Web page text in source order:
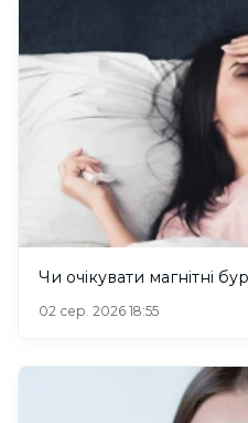
Чи очікувати магнітні
02 сер. 2026 18:55